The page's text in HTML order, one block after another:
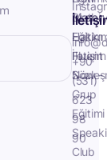
İletişim
Birebir
Eğitim
Fluent
Now -
Grup
Eğitimi
Club
+90
(531)
623
98
90